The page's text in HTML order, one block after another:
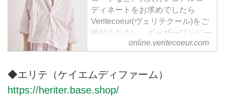
ディネートをお求めでしたら
Veritecoeur(ヴェリテクール)をご
検討ください。ギャザーワンピー
スやインナーワンピース、繊細な
上質な素材と洗練されたデザイン
で、大人の女性に寄り添うファッ
online.veritecoeur.com
◆エリテ（ケイエムディファーム）
https://heriter.base.shop/